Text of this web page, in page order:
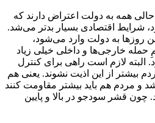
حالی همه به دولت اعتراض دارند که
شرایط اقتصادی بسیار بدتر می‌شد.
روزها به دولت وارد می‌شود،
خارجی‌ها و داخلی خیلی زیاد
لازم است راهی برای کنترل
بیشتر از این اذیت نشوند. یعنی هم
و مردم هم باید بیشتر مقاومت کنند
چون قشر سودجو در بالا و پایین